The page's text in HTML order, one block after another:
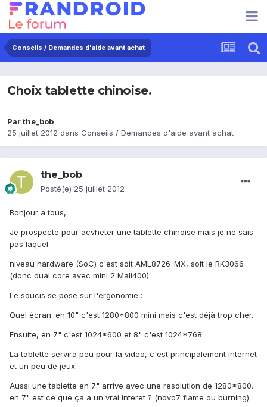
Conseils / Demandes d'aide avant achat
Choix tablette chinoise.
Parthe_bob
25 juillet 2012 dans Conseils / Demandes d'aide avant achat
the_bob
Posté(e) 25 juillet 2012
Bonjour a tous,
Je prospecte pour acvheter une tablette chinoise mais je ne sais
pas laquel.
niveau hardware (SoC) c'est soit AML8726-MX, soit le RK3066
(donc dual core avec mini 2 Mali400)
Le soucis se pose sur l'ergonomie :
Quel écran. en 10" c'est 1280*800 mini mais c'est déjà trop cher.
Ensuite, en 7" c'est 1024*600 et 8" c'est 1024*768.
La tablette servira peu pour la video, c'est principalement internet
et un peu de jeux.
Aussi une tablette en 7" arrive avec une resolution de 1280*800.
en 7" est ce que ça a un vrai interet ? (novo7 flame ou burning)